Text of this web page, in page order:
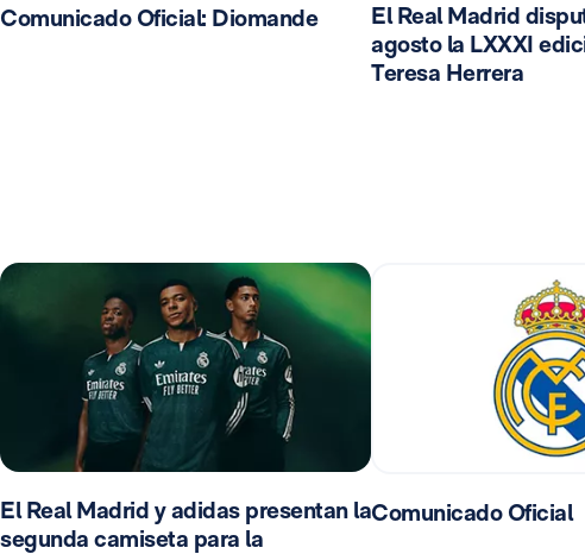
Comunicado Oficial: Diomande
El Real Madrid
agosto la LXXXI
Teresa Herrera
El Real Madrid y adidas presentan la
segunda camiseta para la
Comunicado Oficial